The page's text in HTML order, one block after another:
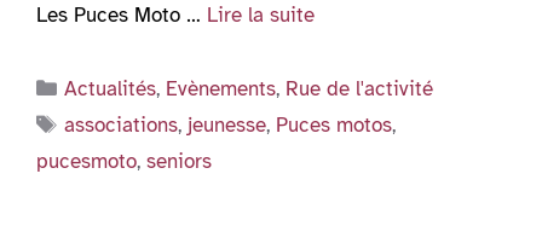
Les Puces Moto … Lire la suite
Catégories
Actualités, Evènements, Rue de l'activité
Étiquettes
associations, jeunesse, Puces motos,
pucesmoto, seniors